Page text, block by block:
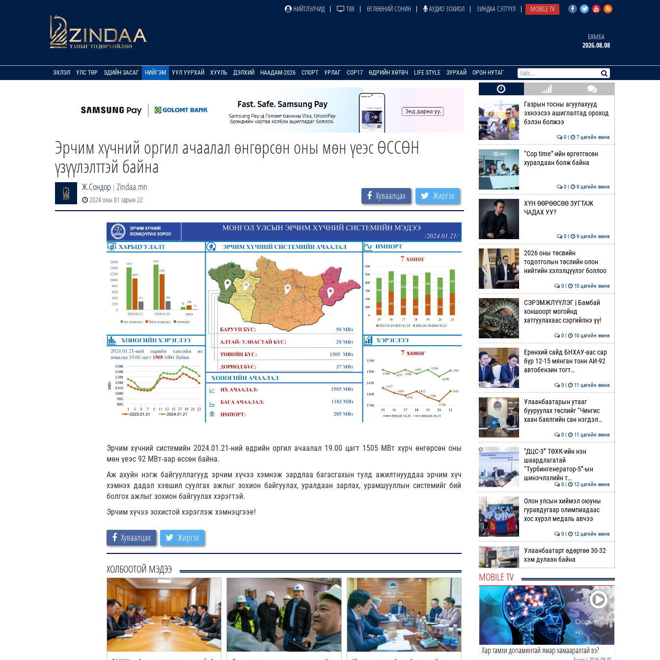
НИЙТЛЭЛЧИД ТВ8 ӨГЛӨӨНИЙ СОНИН АУДИО ЗОХИОЛ ЗИНДАА СЭТГҮҮЛ MOBILE TV
БЯМБА
2026.08.08
ЭХЛЭЛ УЛС ТӨР ЭДИЙН ЗАСАГ НИЙГЭМ УУЛ УУРХАЙ ХУУЛЬ ДЭЛХИЙ НААДАМ-2026 СПОРТ УРЛАГ COP17 ӨДРИЙН ХӨТӨЧ LIFE STYLE ЗУРХАЙ ОРОН НУТАГ
Эрчим хүчний оргил ачаалал өнгөрсөн оны мөн үеэс ӨССӨН
үзүүлэлттэй байна
Ж.Сондор | Zindaa.mn
2024 оны 01 сарын 22 Хуваалцах Жиргэх
Эрчим хүчний системийн 2024.01.21-ний өдрийн оргил ачаалал 19.00 цагт 1505 МВт хүрч өнгөрсөн оны
мөн үеэс 92 МВт-аар өссөн байна.
Аж ахуйн нэгж байгууллагууд эрчим хүчээ хэмнэж зардлаа багасгахын тулд ажилтнууддаа эрчим хүч
хэмнэх дадал хэвшил суулгах ажлыг зохион байгуулах, уралдаан зарлах, урамшууллын системийг бий
болгох ажлыг зохион байгуулах хэрэгтэй.
Эрчим хүчээ зохистой хэрэглэж хэмнэцгээе!
Хуваалцах Жиргэх
ХОЛБООТОЙ МЭДЭЭ
Газрын тосны агуулахууд
эхнээсээ ашиглалтад ороход
бэлэн болжээ
0 | 7 цагийн өмнө
“Cop time”-ийн өргөтгөсөн
хуралдаан болж байна
0 | 9 цагийн өмнө
ХҮН ӨӨРӨӨСӨӨ ЗУГТАЖ
ЧАДАХ УУ?
0 | 9 цагийн өмнө
2026 оны төсвийн
тодотголын төслийн олон
нийтийн хэлэлцүүлэг боллоо
0 | 10 цагийн өмнө
СЭРЭМЖЛҮҮЛЭГ | Бамбай
хоншоорт могойнд
хатгуулахаас сэргийлнэ үү!
0 | 10 цагийн өмнө
Ерөнхий сайд БНХАУ-аас сар
бүр 12-15 мянган тонн АИ-92
автобензин тогт…
0 | 11 цагийн өмнө
Улаанбаатарын утааг
бууруулах төслийг “Чингис
хаан баялгийн сан нэгдэл…
0 | 11 цагийн өмнө
"ДЦС-3” ТӨХК-ийн нэн
шаардлагатай
“Турбингенератор-5”-ын
шинэчлэлийн т…
0 | 12 цагийн өмнө
Олон улсын хиймэл оюуны
гуравдугаар олимпиадаас
хос хүрэл медаль авчээ
0 | 12 цагийн өмнө
Улаанбаатарт өдөртөө 30-32
хэм дулаан байна
ДОРНЫН ЗУРХАЙ | Морь,
нохой жилтнээ аливаа үйлийг
хийхэд эерэг сайн
0 | 13 цагийн өмнө
ӨГЛӨӨНИЙ МЭНД!
MOBILE TV
Хар тамхи допаминтай ямар хамааралтай вэ?